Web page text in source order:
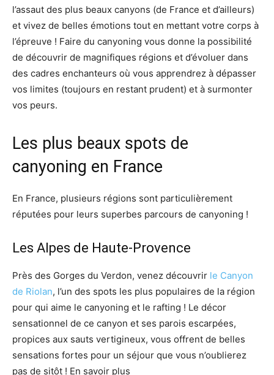
l’assaut des plus beaux canyons (de France et d’ailleurs)
et vivez de belles émotions tout en mettant votre corps à
l’épreuve ! Faire du canyoning vous donne la possibilité
de découvrir de magnifiques régions et d’évoluer dans
des cadres enchanteurs où vous apprendrez à dépasser
vos limites (toujours en restant prudent) et à surmonter
vos peurs.
Les plus beaux spots de
canyoning en France
En France, plusieurs régions sont particulièrement
réputées pour leurs superbes parcours de canyoning !
Les Alpes de Haute-Provence
Près des Gorges du Verdon, venez découvrir le Canyon
de Riolan, l’un des spots les plus populaires de la région
pour qui aime le canyoning et le rafting ! Le décor
sensationnel de ce canyon et ses parois escarpées,
propices aux sauts vertigineux, vous offrent de belles
sensations fortes pour un séjour que vous n’oublierez
pas de sitôt ! En savoir plus